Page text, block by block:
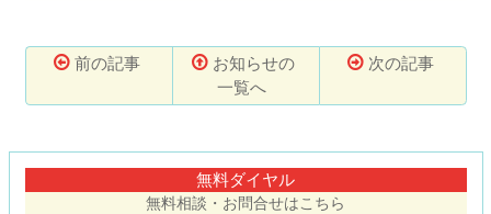
前の記事
お知らせの
一覧へ
次の記事
無料ダイヤル
無料相談・お問合せはこちら